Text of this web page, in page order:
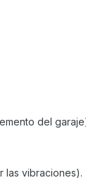
del
las vibraciones).